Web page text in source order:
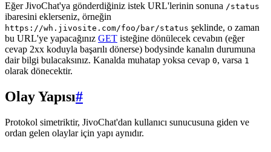
Eğer JivoChat'ya gönderdiğiniz istek URL'lerinin sonuna /status
ibaresini eklerseniz, örneğin
https://wh.jivosite.com/foo/bar/status şeklinde, o zaman
bu URL'ye yapacağınız GET isteğine dönülecek cevabın (eğer
cevap 2xx koduyla başarılı dönerse) bodysinde kanalın durumuna
dair bilgi bulacaksınız. Kanalda muhatap yoksa cevap 0, varsa 1
olarak dönecektir.
Olay Yapısı#
Protokol simetriktir, JivoChat'dan kullanıcı sunucusuna giden ve
ordan gelen olaylar için yapı aynıdır.